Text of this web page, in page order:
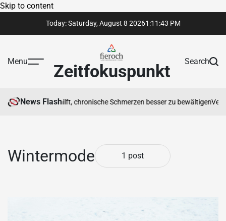
Skip to content
Today: Saturday, August 8 20261 :11 :43 PM
Menu Zeitfokuspunkt Search
News Flash
Ihnen hilft, chronische Schmerzen besser zu bewältigen
Wintermode 1 post